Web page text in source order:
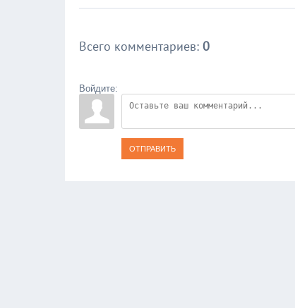
Всего комментариев: 0
Войдите:
ОТПРАВИТЬ